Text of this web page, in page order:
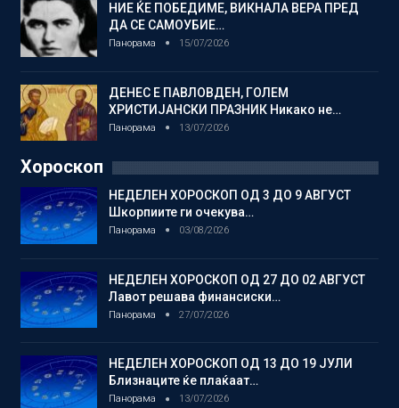
НИЕ ЌЕ ПОБЕДИМЕ, ВИКНАЛА ВЕРА ПРЕД
ДА СЕ САМОУБИЕ…
Панорама 15/07/2026
ДЕНЕС Е ПАВЛОВДЕН, ГОЛЕМ
ХРИСТИЈАНСКИ ПРАЗНИК Никако не…
Панорама 13/07/2026
Хороскоп
НЕДЕЛЕН ХОРОСКОП ОД 3 ДО 9 АВГУСТ
Шкорпиите ги очекува…
Панорама 03/08/2026
НЕДЕЛЕН ХОРОСКОП ОД 27 ДО 02 АВГУСТ
Лавот решава финансиски…
Панорама 27/07/2026
НЕДЕЛЕН ХОРОСКОП ОД 13 ДО 19 ЈУЛИ
Близнаците ќе плаќаат…
Панорама 13/07/2026